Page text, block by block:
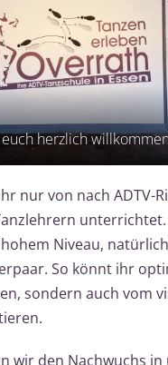
herzlich
nur von nach ADTV-
Niveau,
So könnt ihr
sondern auch vom
wir den Nachwuchs in